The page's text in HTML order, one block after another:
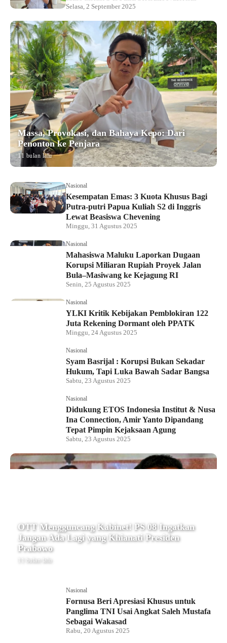
Selasa, 2 September 2025
Massa, Provokasi, dan Bahaya Kepo: Dari
Penonton ke Penjara
11 bulan lalu
Nasional
Kesempatan Emas: 3 Kuota Khusus Bagi
Putra-putri Papua Kuliah S2 di Inggris
Lewat Beasiswa Chevening
Minggu, 31 Agustus 2025
Nasional
Mahasiswa Maluku Laporkan Dugaan
Korupsi Miliaran Rupiah Proyek Jalan
Bula–Masiwang ke Kejagung RI
Senin, 25 Agustus 2025
Nasional
YLKI Kritik Kebijakan Pemblokiran 122
Juta Rekening Dormant oleh PPATK
Minggu, 24 Agustus 2025
Nasional
Syam Basrijal : Korupsi Bukan Sekadar
Hukum, Tapi Luka Bawah Sadar Bangsa
Sabtu, 23 Agustus 2025
Nasional
Didukung ETOS Indonesia Institut & Nusa
Ina Connection, Amir Yanto Dipandang
Tepat Pimpin Kejaksaan Agung
Sabtu, 23 Agustus 2025
OTT Mengguncang Kabinet! PS 08 Ingatkan
Jangan Ada Lagi yang Khianati Presiden
Prabowo
11 bulan lalu
Nasional
Fornusa Beri Apresiasi Khusus untuk
Panglima TNI Usai Angkat Saleh Mustafa
Sebagai Wakasad
Rabu, 20 Agustus 2025